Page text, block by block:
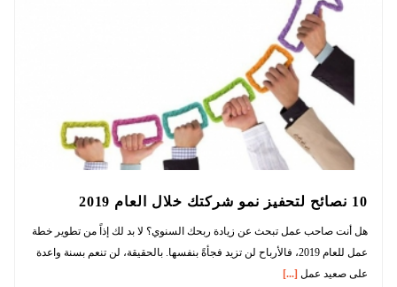
10 نصائح لتحفيز نمو شركتك خلال العام 2019
هل أنت صاحب عمل تبحث عن زيادة ربحك السنوي؟ لا بد لك إذاً من تطوير خطة
عمل للعام 2019، فالأرباح لن تزيد فجأةً بنفسها. بالحقيقة، لن تنعم بسنة واعدة
على صعيد عمل [...]